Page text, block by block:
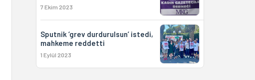
7 Ekim 2023
Sputnik ‘grev durdurulsun’ istedi,
mahkeme reddetti
1 Eylül 2023